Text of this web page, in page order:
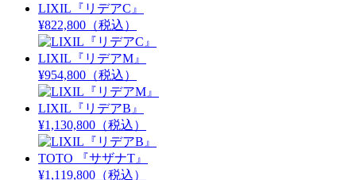
LIXIL『リデアC』
¥822,800 （税込）
LIXIL『リデアM』
¥954,800 （税込）
LIXIL『リデアB』
¥1,130,800 （税込）
TOTO 『サザナT』
¥1,119,800 （税込）